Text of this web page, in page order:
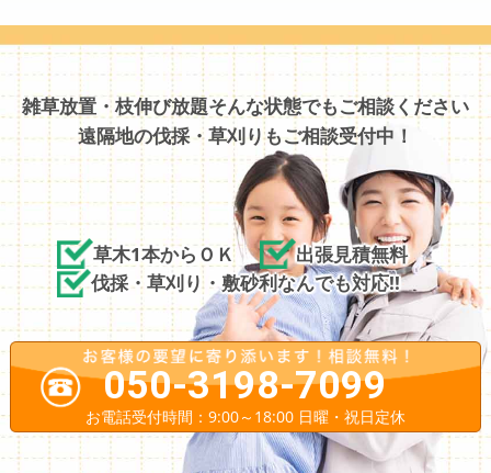
雑草放置・枝伸び放題そんな状態でもご相談ください
遠隔地の伐採・草刈りもご相談受付中！
草木1本からＯＫ
出張見積無料
伐採・草刈り・敷砂利なんでも対応!!
050-3198-7099
お電話受付時間：9:00～18:00 日曜・祝日定休